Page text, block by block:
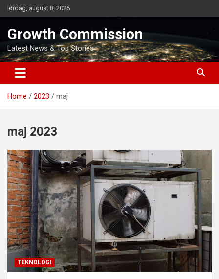
Skip
to
lørdag, august 8, 2026
Growth Commission
Latest News & Top Stories
Home 2023 maj
maj 2023
TEKNOLOGI